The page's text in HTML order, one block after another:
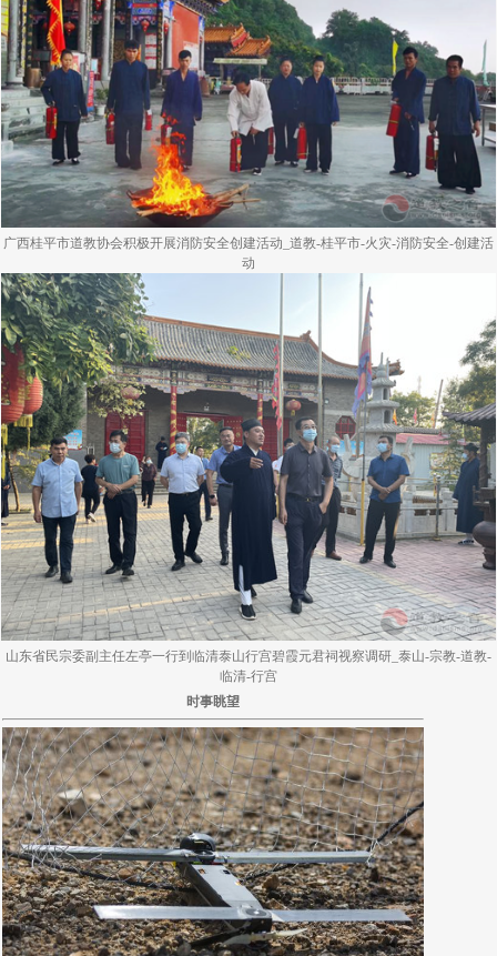
广西桂平市道教协会积极开展消防安全创建活动_道教-桂平市-火灾-消防安全-创建活
动
山东省民宗委副主任左亭一行到临清泰山行宫碧霞元君祠视察调研_泰山-宗教-道教-
临清-行宫
时事眺望